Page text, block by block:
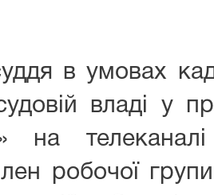
в умовах
владі у
на телеканалі
робочої